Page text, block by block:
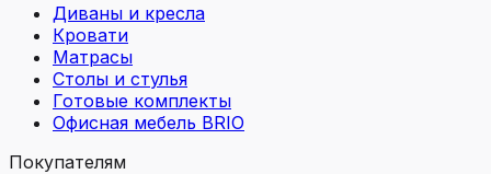
Диваны и кресла
Кровати
Матрасы
Столы и стулья
Готовые комплекты
Офисная мебель BRIO
Покупателям